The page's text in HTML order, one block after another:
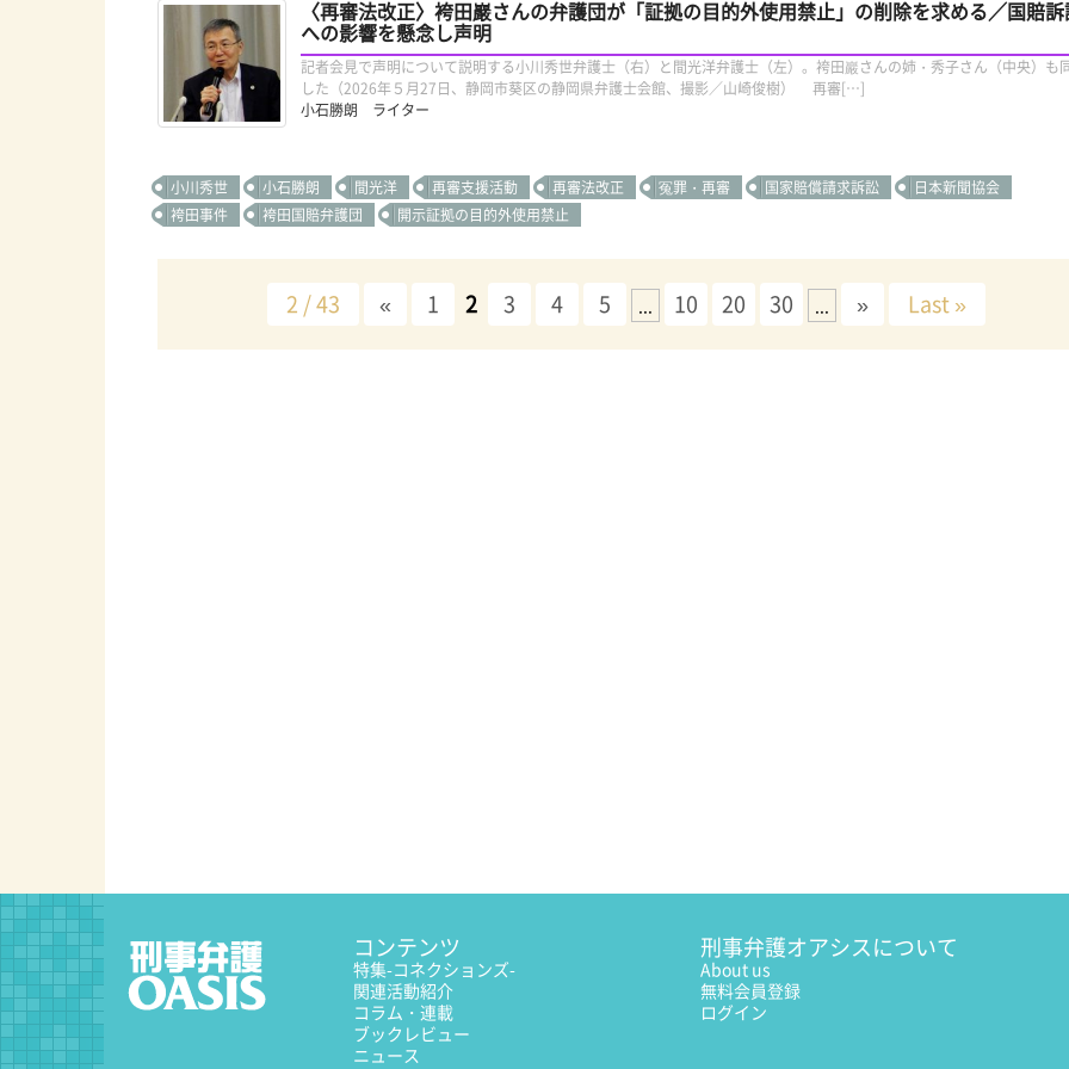
〈再審法改正〉袴田巖さんの弁護団が「証拠の目的外使用禁止」の削除を求める／国賠
への影響を懸念し声明
記者会見で声明について説明する小川秀世弁護士（右）と間光洋弁護士（左）。袴田巖さんの姉・秀子さん（中央）も
した（2026年５月27日、静岡市葵区の静岡県弁護士会館、撮影／山崎俊樹） 再審[…]
小石勝朗 ライター
小川秀世 小石勝朗 間光洋 再審支援活動 再審法改正 冤罪・再審 国家賠償請求訴訟
日本新聞協会
袴田事件
袴田国賠弁護団 開示証拠の目的外使用禁止
2 / 43 « 1 2 3 4 5 ... 10 20 30 ... » Last »
コンテンツ
特集-コネクションズ-
関連活動紹介
コラム・連載
ブックレビュー
ニュース
刑事弁護オアシスについて
About us
無料会員登録
ログイン